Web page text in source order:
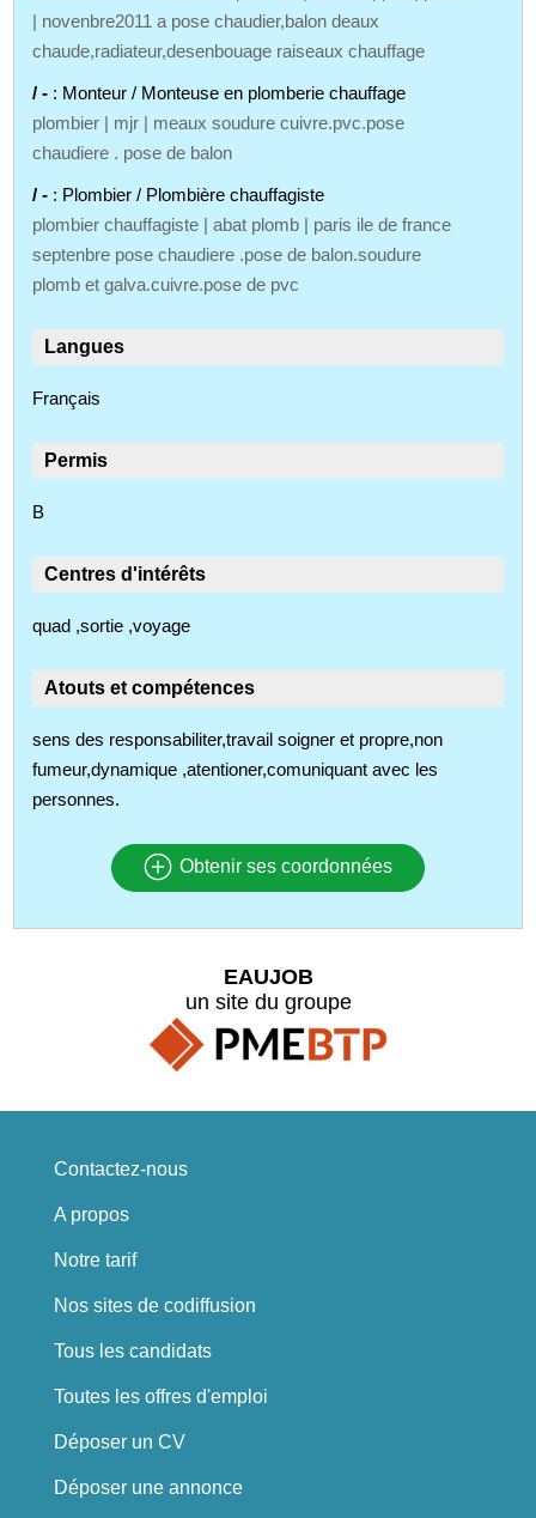
| novenbre2011 a pose chaudier,balon deaux
chaude,radiateur,desenbouage raiseaux chauffage
/ - : Monteur / Monteuse en plomberie chauffage
plombier | mjr | meaux soudure cuivre.pvc.pose
chaudiere . pose de balon
/ - : Plombier / Plombière chauffagiste
plombier chauffagiste | abat plomb | paris ile de france
septenbre pose chaudiere .pose de balon.soudure
plomb et galva.cuivre.pose de pvc
Langues
Français
Permis
B
Centres d'intérêts
quad ,sortie ,voyage
Atouts et compétences
sens des responsabiliter,travail soigner et propre,non
fumeur,dynamique ,atentioner,comuniquant avec les
personnes.
Obtenir ses coordonnées
EAUJOB
un site du groupe
Contactez-nous
A propos
Notre tarif
Nos sites de codiffusion
Tous les candidats
Toutes les offres d'emploi
Déposer un CV
Déposer une annonce